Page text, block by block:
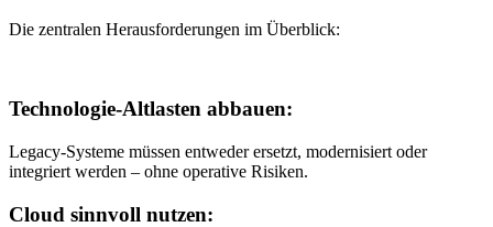
Die zentralen Herausforderungen im Überblick:
Technologie-Altlasten abbauen:
Legacy-Systeme müssen entweder ersetzt, modernisiert oder
integriert werden – ohne operative Risiken.
Cloud sinnvoll nutzen: